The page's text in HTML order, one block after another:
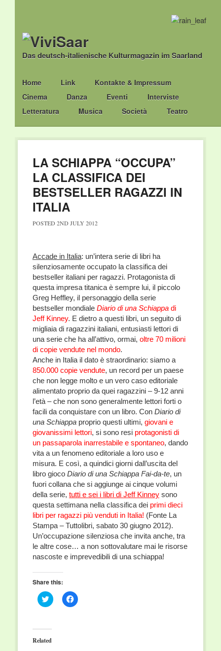
Das deutsch-italienische Kulturmagazin im Saarland
Main menu
Skip
to
content
Home Link
Kontakte & Impressum
Cinema
Danza Eventi
Interviste
Letteratura
Musica Società Teatro
LA SCHIAPPA “OCCUPA”
LA CLASSIFICA DEI
BESTSELLER RAGAZZI IN
ITALIA
POSTED 2ND JULY 2012
Accade in Italia: un’intera serie di libri ha
silenziosamente occupato la classifica dei
bestseller italiani per ragazzi. Protagonista di
questa impresa titanica è sempre lui, il piccolo
Greg Heffley, il personaggio della serie
bestseller mondiale Diario di una Schiappa di
Jeff Kinney. E dietro a questi libri, un seguito di
migliaia di ragazzini italiani, entusiasti lettori di
una serie che ha all’attivo, ormai, oltre 70 milioni
di copie vendute nel mondo.
Anche in Italia il dato è straordinario: siamo a
850.000 copie vendute, un record per un paese
che non legge molto e un vero caso editoriale
alimentato proprio da quei ragazzini – 9-12 anni
l’età – che non sono generalmente lettori forti o
facili da conquistare con un libro. Con Diario di
una Schiappaproprio questi ultimi, giovani e
giovanissimi lettori, si sono resi protagonisti di
un passaparola inarrestabile e spontaneo, dando
vita a un fenomeno editoriale a loro uso e
misura. E così, a quindici giorni dall’uscita del
libro gioco Diario di una Schiappa Fai-da-te, un
fuori collana che si aggiunge ai cinque volumi
della serie, tutti e sei i libri di Jeff Kinneysono
questa settimana nella classifica dei primi dieci
libri per ragazzi più venduti in Italia! (Fonte La
Stampa – Tuttolibri, sabato 30 giugno 2012).
Un’occupazione silenziosa che invita anche, tra
le altre cose… a non sottovalutare mai le risorse
nascoste e imprevedibili di una schiappa!
Share this:
Click
to
(Opens
in
new
Click
to
Related